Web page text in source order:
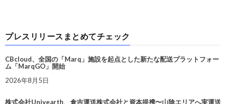
プレスリリースまとめてチェック
CBcloud、全国の「Marq」施設を起点とした新たな配送プラットフォー
ム「MarqGO」開始
2026年8月5日
株式会社Univearth、倉吉運送株式会社と資本提携〜山陰エリアへ実運送